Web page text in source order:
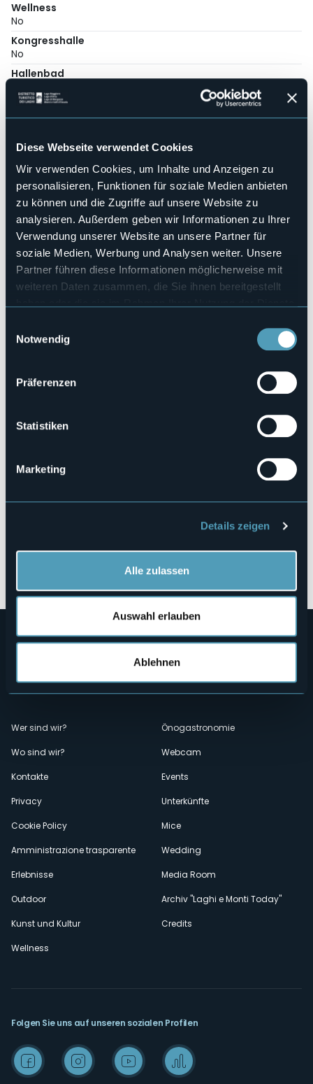
Diese Webseite verwendet Cookies
Wir verwenden Cookies, um Inhalte und Anzeigen zu
personalisieren, Funktionen für soziale Medien anbieten
zu können und die Zugriffe auf unsere Website zu
analysieren. Außerdem geben wir Informationen zu Ihrer
Verwendung unserer Website an unsere Partner für
soziale Medien, Werbung und Analysen weiter. Unsere
Partner führen diese Informationen möglicherweise mit
weiteren Daten zusammen, die Sie ihnen bereitgestellt
Notwendig
Präferenzen
Statistiken
Marketing
Details zeigen
Alle zulassen
Auswahl erlauben
Ablehnen
Wellness
No
Kongresshalle
No
Hallenbad
Haustiere erlaubt
Sì
31
Anzahl der Betten
60
E-mail
hotelml@libero.it
Webseite
https://www.hotelmadonnadiluciago.com/
Telefon
+39 339 8650705
Codice CIR
Buchen
28011 - Armeno (NO)
Öffnen Sie die Karte
Menù
secondario
Wer sind wir?
Wo sind wir?
Kontakte
Privacy
Cookie Policy
Amministrazione trasparente
Erlebnisse
Outdoor
Kunst und Kultur
Wellness
Önogastronomie
Webcam
Events
Unterkünfte
Mice
Wedding
Media Room
Archiv "Laghi e Monti Today"
Credits
Folgen Sie uns auf unseren sozialen Profilen